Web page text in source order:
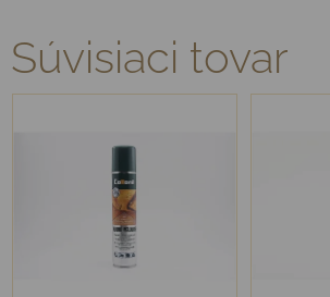
Súvisiaci tovar